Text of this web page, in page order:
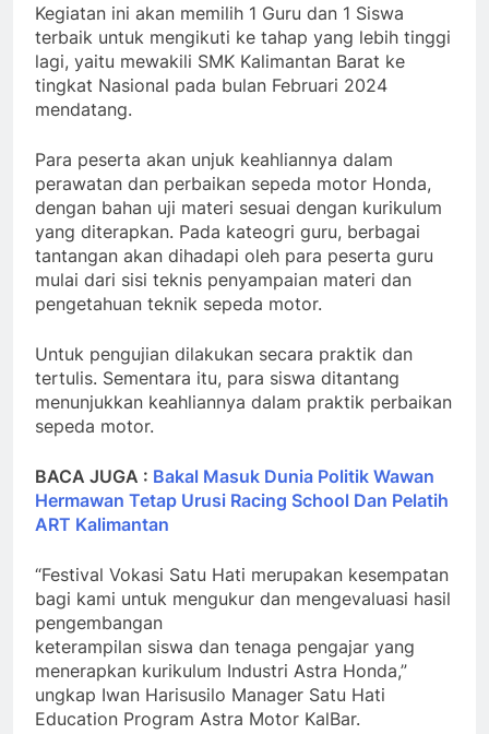
Kegiatan ini akan memilih 1 Guru dan 1 Siswa
terbaik untuk mengikuti ke tahap yang lebih tinggi
lagi, yaitu mewakili SMK Kalimantan Barat ke
tingkat Nasional pada bulan Februari 2024
mendatang.
Para peserta akan unjuk keahliannya dalam
perawatan dan perbaikan sepeda motor Honda,
dengan bahan uji materi sesuai dengan kurikulum
yang diterapkan. Pada kateogri guru, berbagai
tantangan akan dihadapi oleh para peserta guru
mulai dari sisi teknis penyampaian materi dan
pengetahuan teknik sepeda motor.
Untuk pengujian dilakukan secara praktik dan
tertulis. Sementara itu, para siswa ditantang
menunjukkan keahliannya dalam praktik perbaikan
sepeda motor.
BACA JUGA : Bakal Masuk Dunia Politik Wawan
Hermawan Tetap Urusi Racing School Dan Pelatih
ART Kalimantan
“Festival Vokasi Satu Hati merupakan kesempatan
bagi kami untuk mengukur dan mengevaluasi hasil
pengembangan
keterampilan siswa dan tenaga pengajar yang
menerapkan kurikulum Industri Astra Honda,”
ungkap Iwan Harisusilo Manager Satu Hati
Education Program Astra Motor KalBar.